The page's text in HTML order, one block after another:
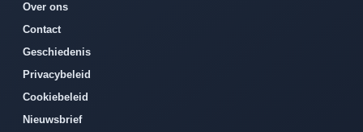
Over ons
Contact
Geschiedenis
Privacybeleid
Cookiebeleid
Nieuwsbrief